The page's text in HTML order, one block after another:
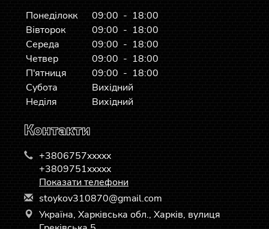
Понеділокк
09:00 - 18:00
Вівторок
09:00 - 18:00
Середа
09:00 - 18:00
Четвер
09:00 - 18:00
П'ятниця
09:00 - 18:00
Субота
Вихідний
Неділя
Вихідний
Контакти
+3806757xxxxx
+3809751xxxxx
Показати телефони
stoykov310870@gmail.com
Україна, Харківська обл., Харків, вулиця